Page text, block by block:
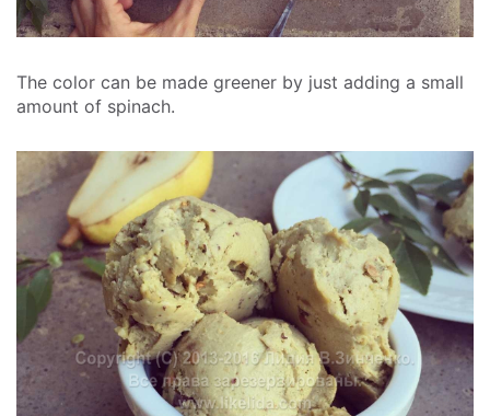
The color can be made greener by just adding a small
amount of spinach.